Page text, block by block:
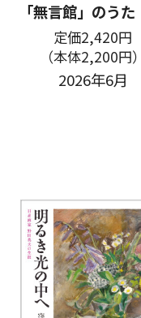
「無言館」のうた
定価2,420円
（本体2,200円）
2026年6月